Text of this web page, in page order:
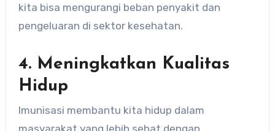
kita bisa mengurangi beban penyakit dan
pengeluaran di sektor kesehatan.
4. Meningkatkan Kualitas
Hidup
Imunisasi membantu kita hidup dalam
masyarakat yang lebih sehat dengan